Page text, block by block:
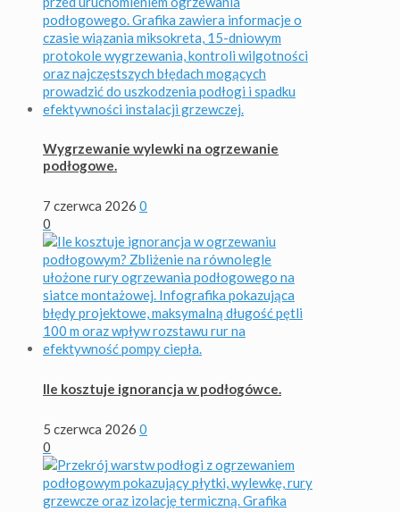
Wygrzewanie wylewki na ogrzewanie
podłogowe.
7 czerwca 2026 0
0
Ile kosztuje ignorancja w podłogówce.
5 czerwca 2026 0
0